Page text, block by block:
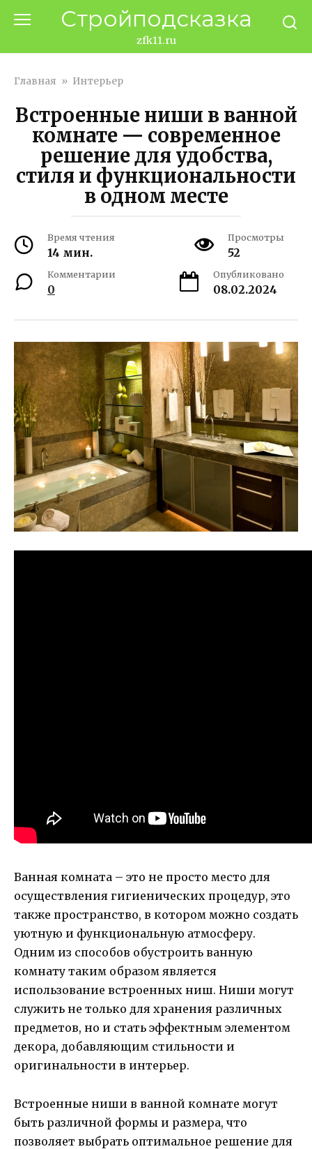
Стройподсказка
zfk11.ru
Главная » Интерьер
Встроенные ниши в ванной
комнате — современное
решение для удобства,
стиля и функциональности
в одном месте
Время чтения
14 мин.
Просмотры
52
Комментарии
0
Опубликовано
08.02.2024
Ванная комната – это не просто место для
осуществления гигиенических процедур, это
также пространство, в котором можно создать
уютную и функциональную атмосферу.
Одним из способов обустроить ванную
комнату таким образом является
использование встроенных ниш. Ниши могут
служить не только для хранения различных
предметов, но и стать эффектным элементом
декора, добавляющим стильности и
оригинальности в интерьер.
Встроенные ниши в ванной комнате могут
быть различной формы и размера, что
позволяет выбрать оптимальное решение для